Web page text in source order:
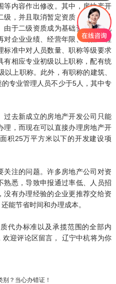
等内容作出修改。其中，房地产开
级，并且取消暂定资质，企业可以
由于二级资质成为基础资质，因此
对企业业绩、经营年限、既往工程
标准中对人员数量、职称等级要求
有相应专业初级以上职称，配有统
上职称。此外，有职称的建筑、
专业管理人员不少于5人，其中专
去新成立的房地产开发公司只能
理，而现在可以直接办理房地产开
积25万平方米以下的开发建设项
注的问题。许多房地产公司对资
熟悉，导致申报通过率低、人员招
有办理经验的企业更推荐交给资
能节省时间和办理成本。
办标准以及承揽范围的全部内
迎评论区留言， 辽宁中杭将为你
？当心办错证！